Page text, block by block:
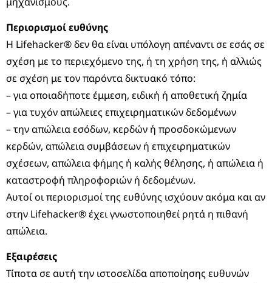
Περιορισμοί ευθύνης
Η Lifehacker® δεν θα είναι υπόλογη απέναντι σε εσάς σε
σχέση με το περιεχόμενο της, ή τη χρήση της, ή αλλιώς
σε σχέση με τον παρόντα δικτυακό τόπο:
– για οποιαδήποτε έμμεση, ειδική ή αποθετική ζημία
– για τυχόν απώλειες επιχειρηματικών δεδομένων
– την απώλεια εσόδων, κερδών ή προσδοκώμενων
κερδών, απώλεια συμβάσεων ή επιχειρηματικών
σχέσεων, απώλεια φήμης ή καλής θέλησης, ή απώλεια ή
καταστροφή πληροφοριών ή δεδομένων.
Αυτοί οι περιορισμοί της ευθύνης ισχύουν ακόμα και αν
στην Lifehacker® έχει γνωστοποιηθεί ρητά η πιθανή
απώλεια.
Εξαιρέσεις
Τίποτα σε αυτή την ιστοσελίδα αποποίησης ευθυνών